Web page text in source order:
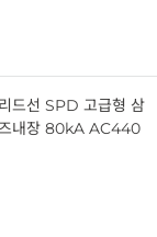
선 SPD 고급형 삼
내장 80kA AC440